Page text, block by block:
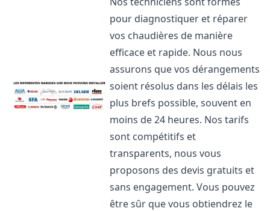
pour diagnostiquer et réparer
vos chaudières de manière
efficace et rapide. Nous nous
assurons que vos dérangements
soient résolus dans les délais les
plus brefs possible, souvent en
moins de 24 heures. Nos tarifs
sont compétitifs et
transparents, nous vous
proposons des devis gratuits et
sans engagement. Vous pouvez
être sûr que vous obtiendrez le